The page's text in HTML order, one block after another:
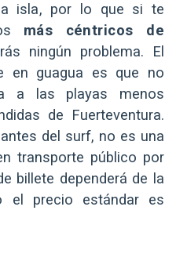
isla, por lo que si te
más céntricos de
ningún problema. El
en guagua es que no
a las playas menos
de Fuerteventura.
del surf, no es una
transporte público por
billete dependerá de la
el precio estándar es